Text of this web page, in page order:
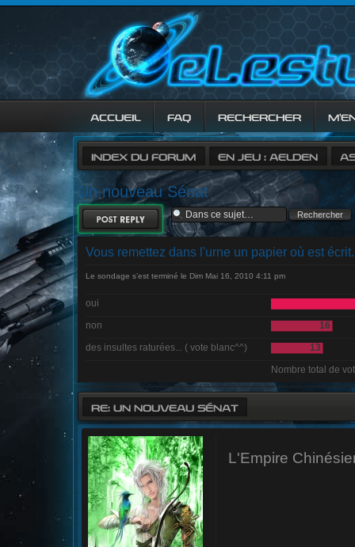
ACCUEIL FAQ RECHERCHER
INDEX DU FORUM EN JEU : AELDEN
Un nouveau Sénat
RÉPONDRE
Vous remettez dans l'urne un papier où est
Le sondage s’est terminé le Dim Mai 16, 2010 4:11 pm
oui
non
16
des insultes raturées... ( vote blanc^^)
13
Nombre total de
RE: UN NOUVEAU SÉNAT
L'Empire